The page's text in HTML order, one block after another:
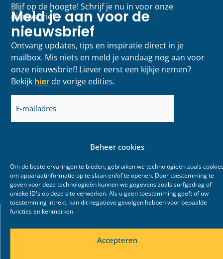
Beheer cookies
Om de beste ervaringen te bieden, gebruiken we technologieën zoals
om apparaatinformatie op te slaan en/of te openen. Door toestemming te
geven voor deze technologieën kunnen we gegevens zoals surfgedrag of
unieke ID's op deze site verwerken. Als u geen toestemming geeft of uw
toestemming intrekt, kan dit negatieve gevolgen hebben voor bepaalde
functies en kenmerken.
Accepteren
Blijf op de hoogte! Schrijf je nu in voor onze
nieuwsbrief
Meld je aan voor de
nieuwsbrief
Ontvang updates, tips en inspiratie direct in je
mailbox. Mis niets en meld je vandaag nog aan voor
onze nieuwsbrief! Liever eerst een kijkje nemen?
Bekijk hier de vorige edities.
E-
mailadres
(Vereist)